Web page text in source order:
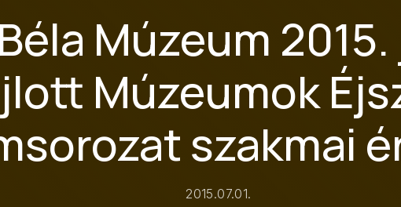
Múzeum
Múzeumok
szakmai
2015.07.01.